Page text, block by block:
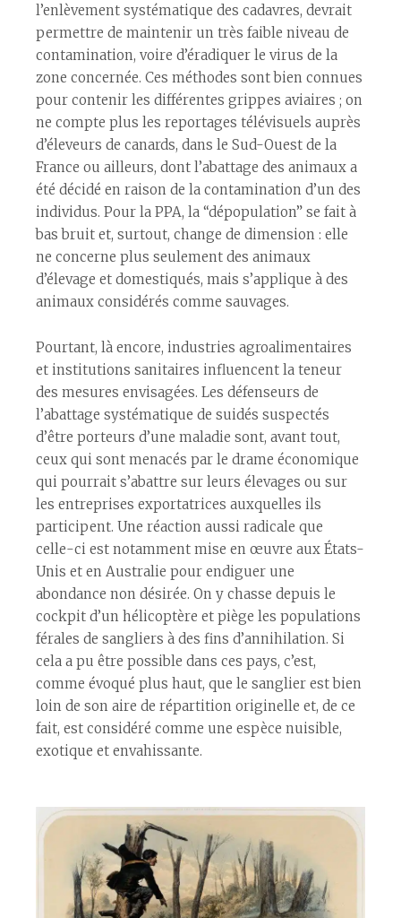
l’enlèvement systématique des cadavres, devrait
permettre de maintenir un très faible niveau de
contamination, voire d’éradiquer le virus de la
zone concernée. Ces méthodes sont bien connues
pour contenir les différentes grippes aviaires ; on
ne compte plus les reportages télévisuels auprès
d’éleveurs de canards, dans le Sud-Ouest de la
France ou ailleurs, dont l’abattage des animaux a
été décidé en raison de la contamination d’un des
individus. Pour la PPA, la “dépopulation” se fait à
bas bruit et, surtout, change de dimension : elle
ne concerne plus seulement des animaux
d’élevage et domestiqués, mais s’applique à des
animaux considérés comme sauvages.
Pourtant, là encore, industries agroalimentaires
et institutions sanitaires influencent la teneur
des mesures envisagées. Les défenseurs de
l’abattage systématique de suidés suspectés
d’être porteurs d’une maladie sont, avant tout,
ceux qui sont menacés par le drame économique
qui pourrait s’abattre sur leurs élevages ou sur
les entreprises exportatrices auxquelles ils
participent. Une réaction aussi radicale que
celle-ci est notamment mise en œuvre aux États-
Unis et en Australie pour endiguer une
abondance non désirée. On y chasse depuis le
cockpit d’un hélicoptère et piège les populations
férales de sangliers à des fins d’annihilation. Si
cela a pu être possible dans ces pays, c’est,
comme évoqué plus haut, que le sanglier est bien
loin de son aire de répartition originelle et, de ce
fait, est considéré comme une espèce nuisible,
exotique et envahissante.